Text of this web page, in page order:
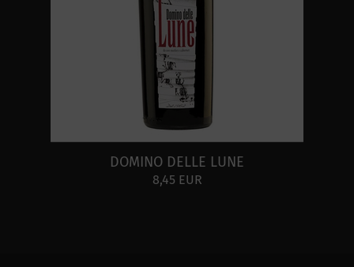
DOMINO DELLE LUNE
8,45 EUR